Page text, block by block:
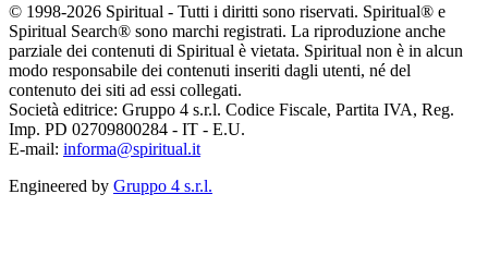
© 1998-2026 Spiritual - Tutti i diritti sono riservati. Spiritual® e
Spiritual Search® sono marchi registrati. La riproduzione anche
parziale dei contenuti di Spiritual è vietata. Spiritual non è in alcun
modo responsabile dei contenuti inseriti dagli utenti, né del
contenuto dei siti ad essi collegati.
Società editrice: Gruppo 4 s.r.l. Codice Fiscale, Partita IVA, Reg.
Imp. PD 02709800284 - IT - E.U.
E-mail: informa@spiritual.it
Engineered by Gruppo 4 s.r.l.